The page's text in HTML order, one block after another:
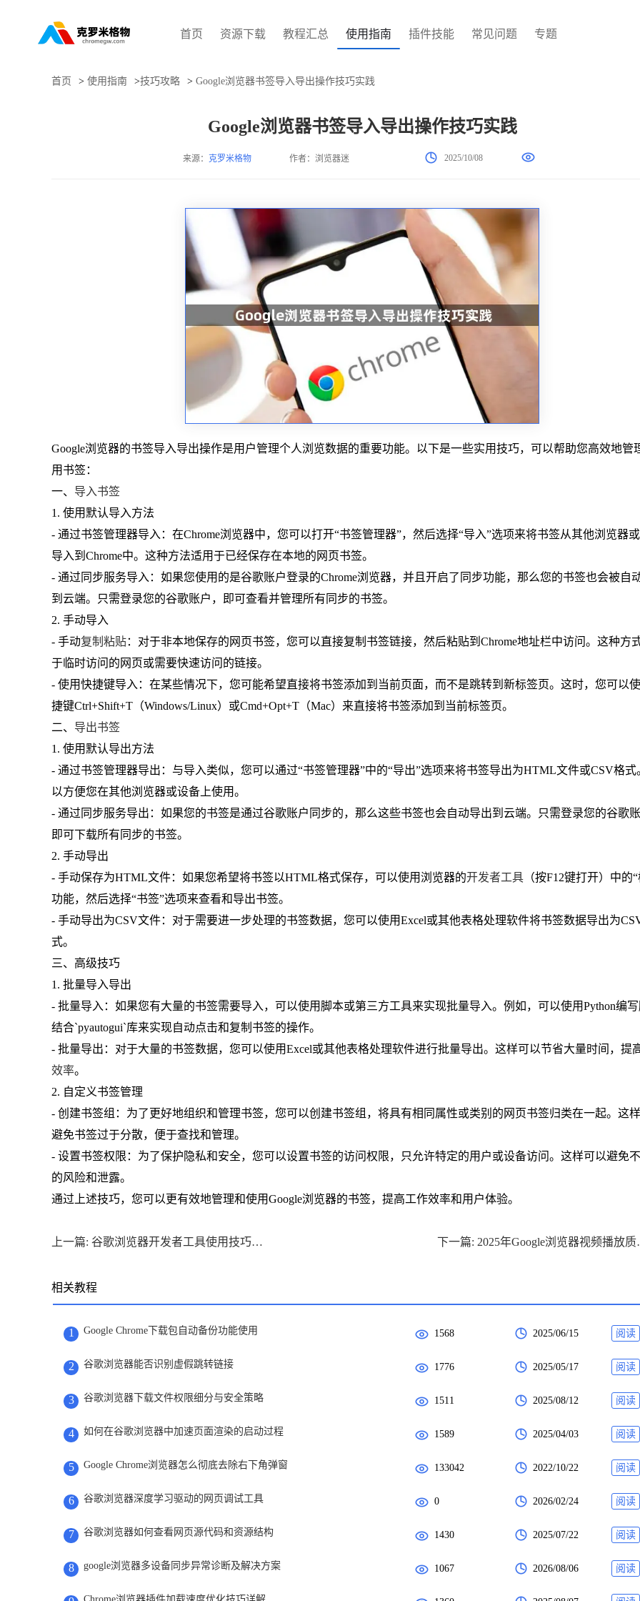
首页 资源下载 教程汇总 使用指南 插件技能 常见问题 专题
首页 > 使用指南 >技巧攻略 > Google浏览器书签导入导出操作技巧实践
Google浏览器书签导入导出操作技巧实践
来源： 克罗米格物 作者：浏览器迷 2025/10/08
Google浏览器的书签导入导出操作是用户管理个人浏览数据的重要功能。以下是一些实用技巧，可以帮助您高效地管
用书签：
一、 导入书签
1. 使用默认导入方法
- 通过书签管理器导入：在Chrome浏览器中，您可以打开“书签管理器”，然后选择“导入”选项来将书签从其他浏览器
导入到Chrome中。这种方法适用于已经保存在本地的网页书签。
- 通过同步服务导入：如果您使用的是谷歌账户登录的Chrome浏览器，并且开启了同步功能，那么您的书签也会被自
到云端。只需登录您的谷歌账户，即可查看并管理所有同步的书签。
2. 手动导入
- 手动复制粘贴：对于非本地保存的网页书签，您可以直接复制书签链接，然后粘贴到Chrome地址栏中访问。这种方
于临时访问的网页或需要快速访问的链接。
- 使用快捷键导入：在某些情况下，您可能希望直接将书签添加到当前页面，而不是跳转到新标签页。这时，您可以
捷键Ctrl+Shift+T（Windows/Linux）或Cmd+Opt+T（Mac）来直接将书签添加到当前标签页。
二、 导出书签
1. 使用默认导出方法
- 通过书签管理器导出：与导入类似，您可以通过“书签管理器”中的“导出”选项来将书签导出为HTML文件或CSV格式
以方便您在其他浏览器或设备上使用。
- 通过同步服务导出：如果您的书签是通过谷歌账户同步的，那么这些书签也会自动导出到云端。只需登录您的谷歌账
即可下载所有同步的书签。
2. 手动导出
- 手动保存为HTML文件：如果您希望将书签以HTML格式保存，可以使用浏览器的开发者工具 （按F12键打开）中的
功能，然后选择“书签”选项来查看和导出书签。
- 手动导出为CSV文件：对于需要进一步处理的书签数据，您可以使用Excel或其他表格处理软件将书签数据导出为
式。
三、高级技巧
1. 批量导入导出
- 批量导入：如果您有大量的书签需要导入，可以使用脚本或第三方工具来实现批量导入。例如，可以使用Python编写
结合`pyautogui`库来实现自动点击和复制书签的操作。
- 批量导出：对于大量的书签数据，您可以使用Excel或其他表格处理软件进行批量导出。这样可以节省大量时间，提
效率。
2. 自定义书签管理
- 创建书签组：为了更好地组织和管理书签，您可以创建书签组，将具有相同属性或类别的网页书签归类在一起。这
避免书签过于分散，便于查找和管理。
- 设置书签权限：为了保护隐私和安全，您可以设置书签的访问权限，只允许特定的用户或设备访问。这样可以避免
的风险和泄露。
通过上述技巧，您可以更有效地管理和使用Google浏览器的书签，提高工作效率和用户体验。
上一篇: 谷歌浏览器开发者工具使用技巧教程详解 下一篇:
相关教程
1 Google Chrome下载包自动备份功能使用 1568 2025/06/15 阅读
2 谷歌浏览器能否识别虚假跳转链接 1776 2025/05/17 阅读
3 谷歌浏览器下载文件权限细分与安全策略 1511 2025/08/12 阅读
4 如何在谷歌浏览器中加速页面渲染的启动过程 1589 2025/04/03 阅读
5 Google Chrome浏览器怎么彻底去除右下角弹窗 133042 2022/10/22 阅读
6 谷歌浏览器深度学习驱动的网页调试工具 0 2026/02/24 阅读
7 谷歌浏览器如何查看网页源代码和资源结构 1430 2025/07/22 阅读
8 google浏览器多设备同步异常诊断及解决方案 1067 2026/08/06 阅读